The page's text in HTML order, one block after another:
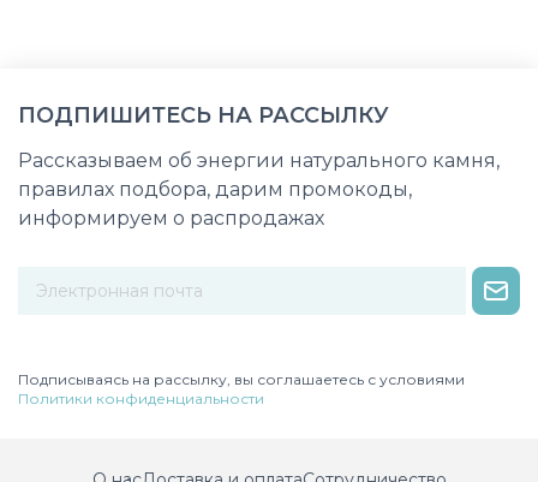
ПОДПИШИТЕСЬ НА РАССЫЛКУ
Рассказываем об энергии натурального камня,
правилах подбора, дарим промокоды,
информируем о распродажах
Подписываясь на рассылку, вы соглашаетесь с условиями
Политики конфиденциальности